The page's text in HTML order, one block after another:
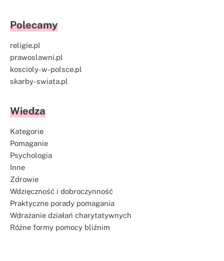
Polecamy
religie.pl
prawoslawni.pl
koscioly-w-polsce.pl
skarby-swiata.pl
Wiedza
Kategorie
Pomaganie
Psychologia
Inne
Zdrowie
Wdzięczność i dobroczynność
Praktyczne porady pomagania
Wdrażanie działań charytatywnych
Różne formy pomocy bliźnim